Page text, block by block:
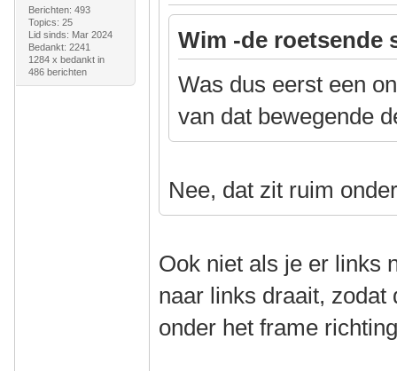
Berichten: 493
Topics: 25
Lid sinds: Mar 2024
Bedankt: 2241
1284 x bedankt in
486 berichten
Wim -de roetsende
Was dus eerst een
van dat bewegende
Nee, dat zit ruim
Ook niet als je er links
naar links draait, zodat
onder het frame